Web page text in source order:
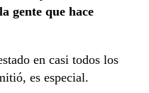
gente que hace
en casi todos los
es especial.